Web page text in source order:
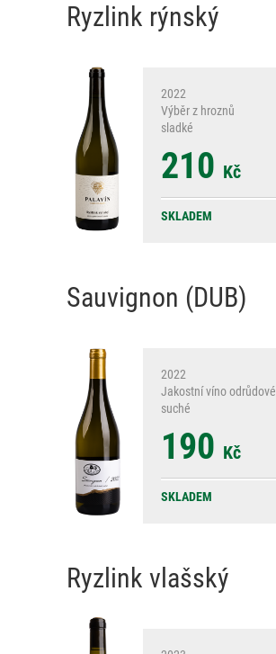
Ryzlink rýnský
2022
Výběr z hroznů
sladké
210 Kč
SKLADEM
Sauvignon (DUB)
2022
Jakostní víno odrůdové
suché
190 Kč
SKLADEM
Ryzlink vlašský